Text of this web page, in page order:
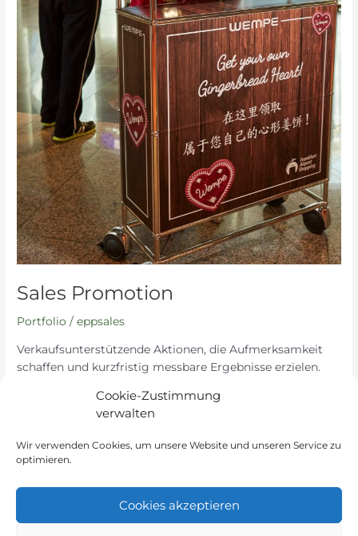
Cookie-Zustimmung
verwalten
Wir verwenden Cookies, um unsere Website und unseren Service zu
optimieren.
Cookies akzeptieren
Sales Promotion
Portfolio /eppsales
Verkaufsunterstützende Aktionen, die Aufmerksamkeit
schaffen und kurzfristig messbare Ergebnisse erzielen.
←